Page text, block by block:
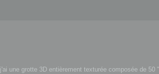
une grotte 3D entièrement texturée composée de